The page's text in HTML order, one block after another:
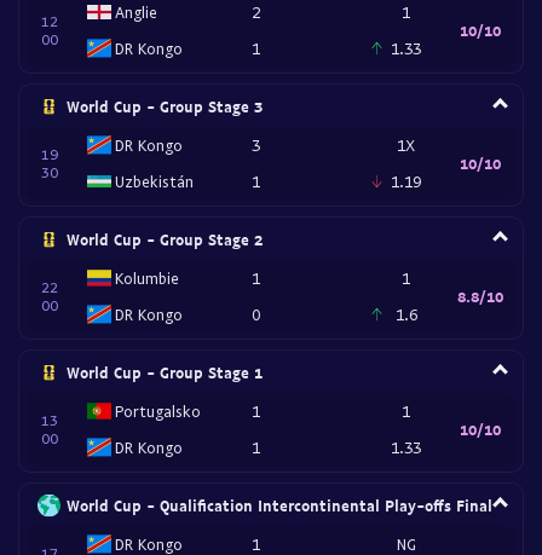
12
00
Anglie
DR Kongo
2
1
1
1.33
10/10
World Cup - Group Stage 3
19
30
DR Kongo
Uzbekistán
3
1
1X
1.19
10/10
World Cup - Group Stage 2
22
00
Kolumbie
DR Kongo
1
0
1
1.6
8.8/10
World Cup - Group Stage 1
13
00
Portugalsko
DR Kongo
1
1
1
1.33
10/10
World Cup - Qualification Intercontinental Play-offs Final
DR Kongo
1
NG